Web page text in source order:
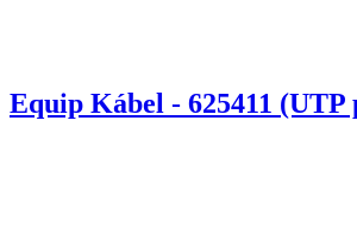
Equip Kábel - 625411 (UTP